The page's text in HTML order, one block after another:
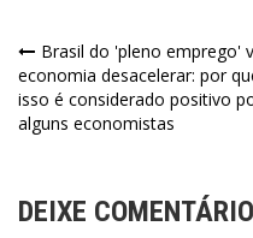
Navegação
de
Post
Brasil do 'pleno emprego'
economia desacelerar: por
isso é considerado positivo
alguns economistas
DEIXE COMENTÁRIO